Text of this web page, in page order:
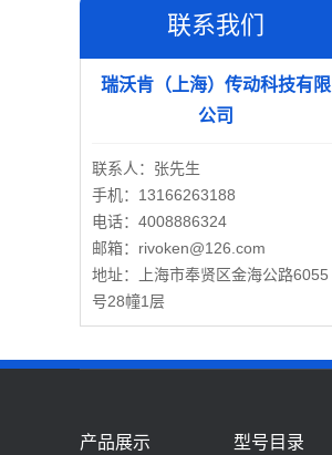
联系我们
瑞沃肯（上海）传动科技有限
公司
联系人：张先生
手机：13166263188
电话：4008886324
邮箱：rivoken@126.com
地址：上海市奉贤区金海公路6055
号28幢1层
产品展示 型号目录